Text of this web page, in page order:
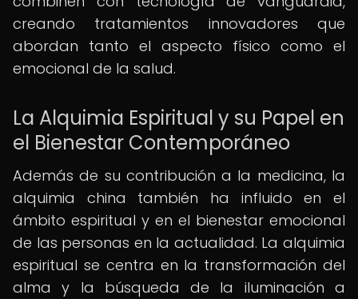
creando tratamientos innovadores que
abordan tanto el aspecto físico como el
emocional de la salud.
La Alquimia Espiritual y su Papel en
el Bienestar Contemporáneo
Además de su contribución a la medicina, la
alquimia china también ha influido en el
ámbito espiritual y en el bienestar emocional
de las personas en la actualidad. La alquimia
espiritual se centra en la transformación del
alma y la búsqueda de la iluminación a